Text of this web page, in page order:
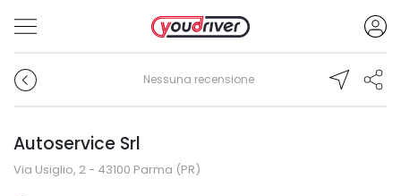
Nessuna recensione
Autoservice Srl
Via Usiglio, 2 - 43100 Parma (PR)